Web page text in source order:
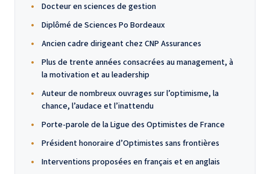
Docteur en sciences de gestion
Diplômé de Sciences Po Bordeaux
Ancien cadre dirigeant chez CNP Assurances
Plus de trente années consacrées au management, à
la motivation et au leadership
Auteur de nombreux ouvrages sur l’optimisme, la
chance, l’audace et l’inattendu
Porte-parole de la Ligue des Optimistes de France
Président honoraire d’Optimistes sans frontières
Interventions proposées en français et en anglais